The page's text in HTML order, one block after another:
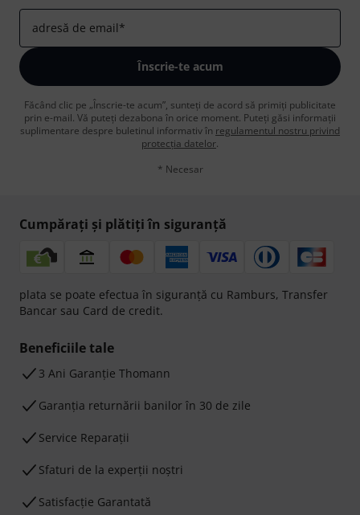
adresă de email*
Înscrie-te acum
Făcând clic pe „Înscrie-te acum”, sunteți de acord să primiți publicitate
prin e-mail. Vă puteți dezabona în orice moment. Puteți găsi informații
suplimentare despre buletinul informativ în regulamentul nostru privind
protecția datelor.
* Necesar
Cumpărați și plătiți în siguranță
plata se poate efectua în siguranță cu Ramburs, Transfer
Bancar sau Card de credit.
Beneficiile tale
3 Ani Garanție Thomann
Garanţia returnării banilor în 30 de zile
Service Reparații
Sfaturi de la experții noștri
Satisfacție Garantată